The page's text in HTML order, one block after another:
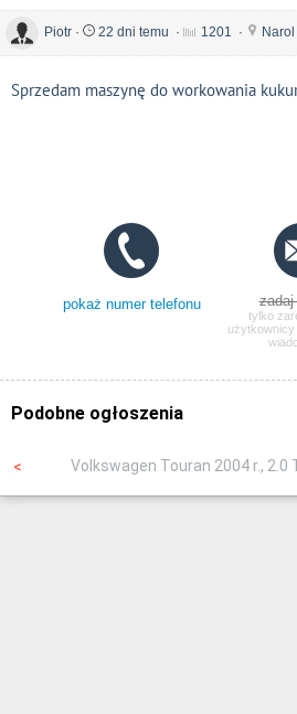
Piotr · 22 dni temu · 1201 · Narol
Sprzedam maszynę do workowania
pokaż numer telefonu zadaj
tylko
użytkownicy
Podobne ogłoszenia
Volkswagen Touran 2004 r., 2.0